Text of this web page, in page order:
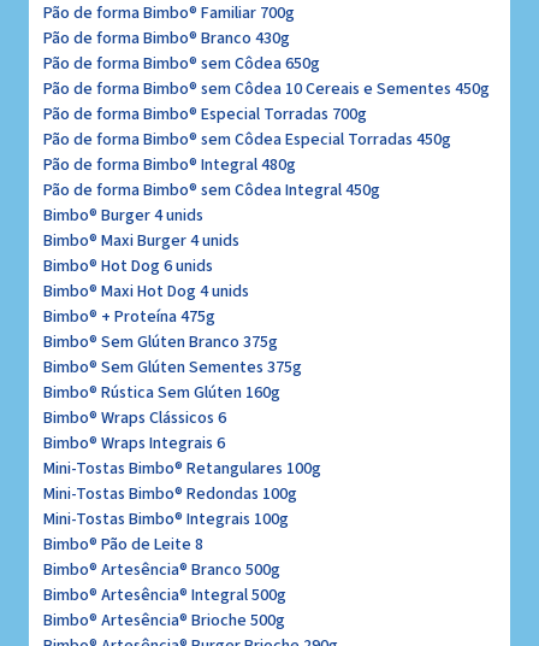
Pão de forma Bimbo® Familiar 700g
Pão de forma Bimbo® Branco 430g
Pão de forma Bimbo® sem Côdea 650g
Pão de forma Bimbo® sem Côdea 10 Cereais e Sementes 450g
Pão de forma Bimbo® Especial Torradas 700g
Pão de forma Bimbo® sem Côdea Especial Torradas 450g
Pão de forma Bimbo® Integral 480g
Pão de forma Bimbo® sem Côdea Integral 450g
Bimbo® Burger 4 unids
Bimbo® Maxi Burger 4 unids
Bimbo® Hot Dog 6 unids
Bimbo® Maxi Hot Dog 4 unids
Bimbo® + Proteína 475g
Bimbo® Sem Glúten Branco 375g
Bimbo® Sem Glúten Sementes 375g
Bimbo® Rústica Sem Glúten 160g
Bimbo® Wraps Clássicos 6
Bimbo® Wraps Integrais 6
Mini-Tostas Bimbo® Retangulares 100g
Mini-Tostas Bimbo® Redondas 100g
Mini-Tostas Bimbo® Integrais 100g
Bimbo® Pão de Leite 8
Bimbo® Artesência® Branco 500g
Bimbo® Artesência® Integral 500g
Bimbo® Artesência® Brioche 500g